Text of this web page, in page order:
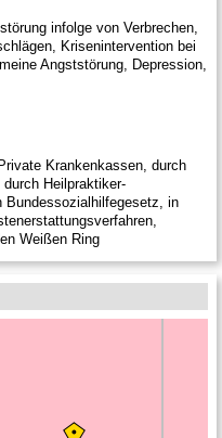
infolge von Verbrechen,
Krisenintervention bei
Angststörung, Depression,
Krankenkassen, durch
Heilpraktiker-
Bundessozialhilfegesetz, in
Weißen Ring